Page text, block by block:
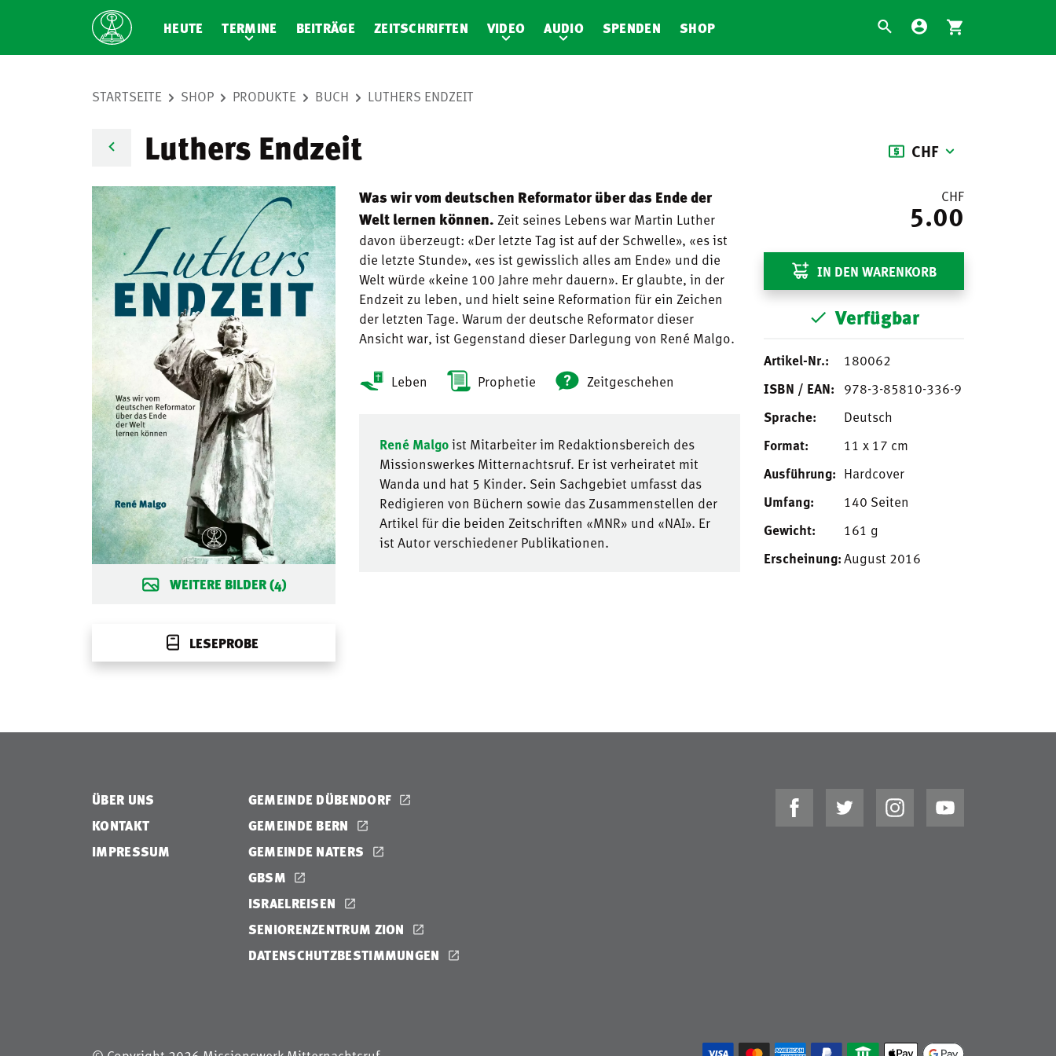
HEUTE TERMINE BEITRÄGE ZEITSCHRIFTEN VIDEO AUDIO SPENDEN SHOP
STARTSEITE SHOP PRODUKTE BUCH LUTHERS ENDZEIT
Luthers Endzeit CHF
WEITERE BILDER (4)
LESEPROBE
Was wir vom deutschen Reformator über das Ende der
Welt lernen können. Zeit seines Lebens war Martin Luther
davon überzeugt: «Der letzte Tag ist auf der Schwelle», «es ist
die letzte Stunde», «es ist gewisslich alles am Ende» und die
Welt würde «keine 100 Jahre mehr dauern». Er glaubte, in der
Endzeit zu leben, und hielt seine Reformation für ein Zeichen
der letzten Tage. Warum der deutsche Reformator dieser
Ansicht war, ist Gegenstand dieser Darlegung von René Malgo.
Leben Prophetie Zeitgeschehen
René Malgoist Mitarbeiter im Redaktionsbereich des
Missionswerkes Mitternachtsruf. Er ist verheiratet mit
Wanda und hat 5 Kinder. Sein Sachgebiet umfasst das
Redigieren von Büchern sowie das Zusammenstellen der
Artikel für die beiden Zeitschriften «MNR» und «NAI». Er
ist Autor verschiedener Publikationen.
CHF
5.00
IN DEN WARENKORB
Verfügbar
Artikel-Nr.:
180062
ISBN / EAN: 978-3-85810-336-9
Sprache:
Deutsch
Format:
11 x 17 cm
Ausführung: Hardcover
Umfang:
140 Seiten
Gewicht:
161 g
Erscheinung:August 2016
ÜBER UNS
KONTAKT
IMPRESSUM
GEMEINDE DÜBENDORF
GEMEINDE BERN
GEMEINDE NATERS
GBSM
ISRAELREISEN
SENIORENZENTRUM ZION
DATENSCHUTZBESTIMMUNGEN